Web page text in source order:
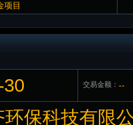
项目
交易金额： --
保科技有限